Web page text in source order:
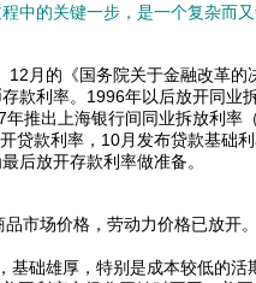
的关键一步，是一个复杂而又
的《国务院关于金融改革的
利率。1996年以后放开同业
推出上海银行间同业拆放利
贷款利率，10月发布贷款基础
放开存款利率做准备。
场价格，劳动力价格已放开。
雄厚，特别是成本较低的活期